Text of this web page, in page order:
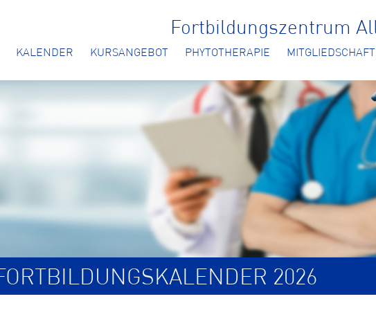
Fortbildungszentrum
KALENDER KURSANGEBOT PHYTOTHERAPIE MITGLIEDSCHAFT
2026